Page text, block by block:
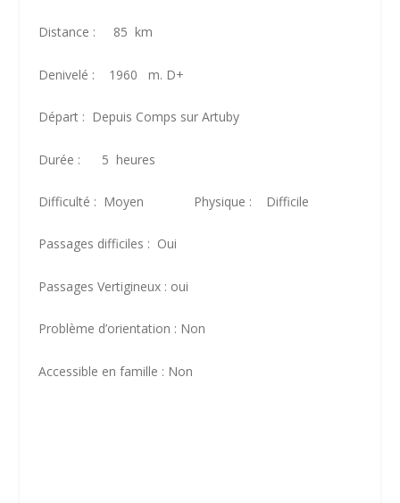
Distance : 85 km
Denivelé : 1960 m. D+
Départ : Depuis Comps sur Artuby
Durée : 5 heures
Difficulté : Moyen Physique : Difficile
Passages difficiles : Oui
Passages Vertigineux : oui
Problème d’orientation : Non
Accessible en famille : Non